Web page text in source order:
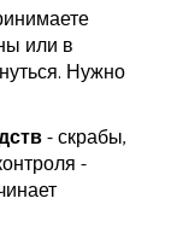
или в
Нужно
- скрабы,
-